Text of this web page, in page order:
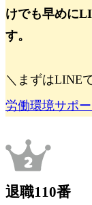
けでも早めに
す。
＼まずはLINE
労働環境サポ
退職110番